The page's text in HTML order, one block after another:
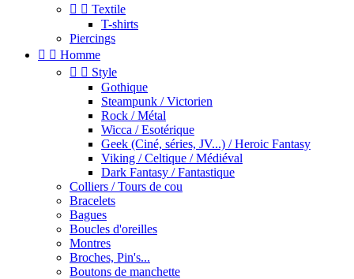
  Textile
T-shirts
Piercings
  Homme
  Style
Gothique
Steampunk / Victorien
Rock / Métal
Wicca / Esotérique
Geek (Ciné, séries, JV...) / Heroic Fantasy
Viking / Celtique / Médiéval
Dark Fantasy / Fantastique
Colliers / Tours de cou
Bracelets
Bagues
Boucles d'oreilles
Montres
Broches, Pin's...
Boutons de manchette